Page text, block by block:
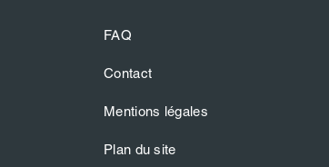
FAQ
Contact
Mentions légales
Plan du site